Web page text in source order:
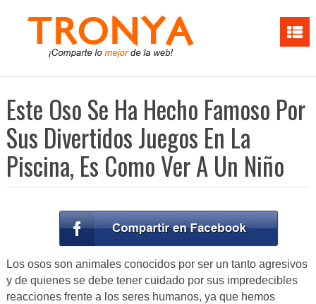
Este Oso Se Ha Hecho Famoso Por
Sus Divertidos Juegos En La
Piscina, Es Como Ver A Un Niño
Los osos son animales conocidos por ser un tanto agresivos
y de quienes se debe tener cuidado por sus impredecibles
reacciones frente a los seres humanos, ya que hemos